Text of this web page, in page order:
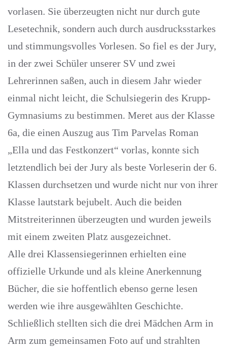
vorlasen. Sie überzeugten nicht nur durch gute
Lesetechnik, sondern auch durch ausdrucksstarkes
und stimmungsvolles Vorlesen. So fiel es der Jury,
in der zwei Schüler unserer SV und zwei
Lehrerinnen saßen, auch in diesem Jahr wieder
einmal nicht leicht, die Schulsiegerin des Krupp-
Gymnasiums zu bestimmen. Meret aus der Klasse
6a, die einen Auszug aus Tim Parvelas Roman
„Ella und das Festkonzert“ vorlas, konnte sich
letztendlich bei der Jury als beste Vorleserin der 6.
Klassen durchsetzen und wurde nicht nur von ihrer
Klasse lautstark bejubelt. Auch die beiden
Mitstreiterinnen überzeugten und wurden jeweils
mit einem zweiten Platz ausgezeichnet.
Alle drei Klassensiegerinnen erhielten eine
offizielle Urkunde und als kleine Anerkennung
Bücher, die sie hoffentlich ebenso gerne lesen
werden wie ihre ausgewählten Geschichte.
Schließlich stellten sich die drei Mädchen Arm in
Arm zum gemeinsamen Foto auf und strahlten